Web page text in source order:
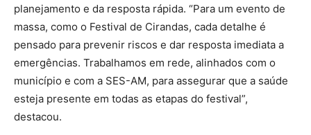
planejamento e da resposta rápida. “Para um evento de
massa, como o Festival de Cirandas, cada detalhe é
pensado para prevenir riscos e dar resposta imediata a
emergências. Trabalhamos em rede, alinhados com o
município e com a SES-AM, para assegurar que a saúde
esteja presente em todas as etapas do festival”,
destacou.